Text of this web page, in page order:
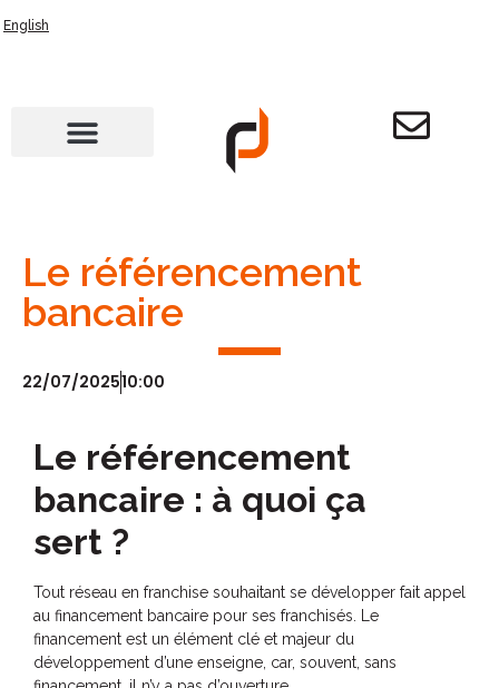
English
Le référencement
bancaire
22/07/202510:00
Le référencement
bancaire : à quoi ça
sert ?
Tout réseau en franchise souhaitant se développer fait appel
au financement bancaire pour ses franchisés. Le
financement est un élément clé et majeur du
développement d’une enseigne, car, souvent, sans